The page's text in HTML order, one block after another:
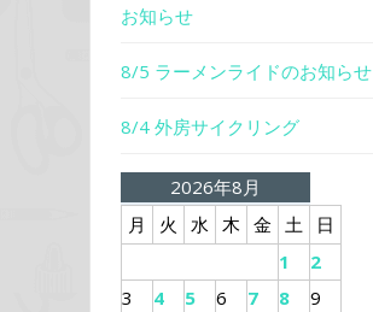
お知らせ
8/5 ラーメンライドのお知らせ
8/4 外房サイクリング
2026年8月
月
火 水 木 金 土
日
1
2
3
4 5 6 7 8
9